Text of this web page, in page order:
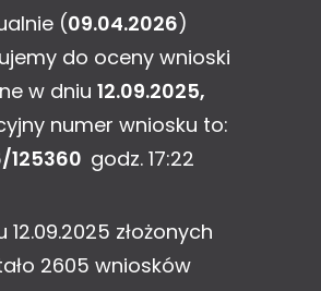
(09.04.2026)
do oceny wnioski
w dniu 12.09.2025,
numer wniosku to:
125360 godz. 17:22
12.09.2025 złożonych
2605 wniosków